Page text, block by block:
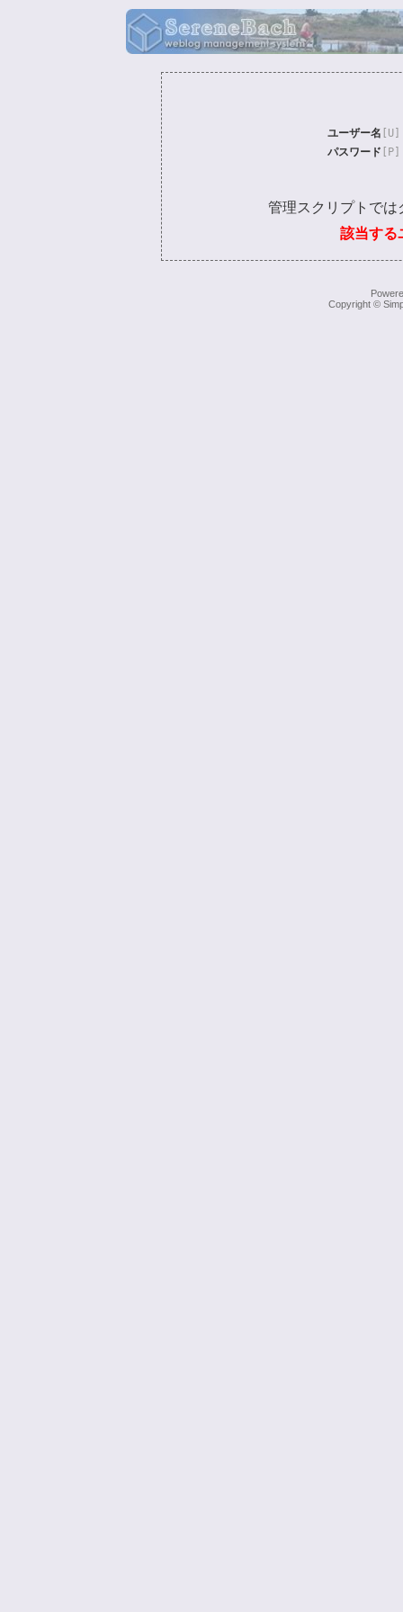
ユーザー名 [U]
パスワード [P]
管理スクリプトでは
該当する
Copyright ©